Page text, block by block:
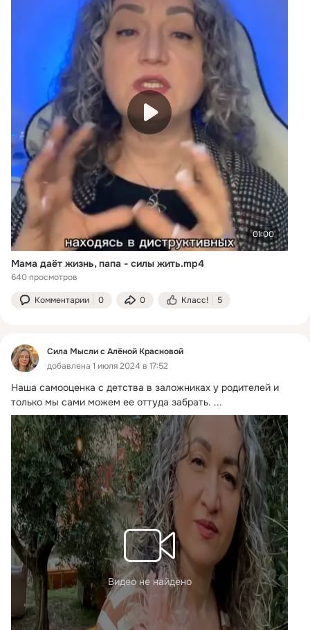
01:00
Мама даёт жизнь, папа - силы жить.mp4
640 просмотров
Комментарии 0 0 Класс! 5
Сила Мысли с Алёной Красновой
добавлена 1 июля 2024 в 17:52
Наша самооценка с детства в заложниках у родителей и
только мы сами можем ее оттуда забрать. ...
Видео не найдено